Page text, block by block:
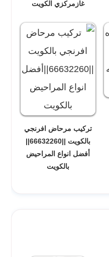
غازمركزي الكويت
تركيب مرحاض افرنجي
بالكويت ||66632260||
أفضل انواع المراحيض
بالكويت